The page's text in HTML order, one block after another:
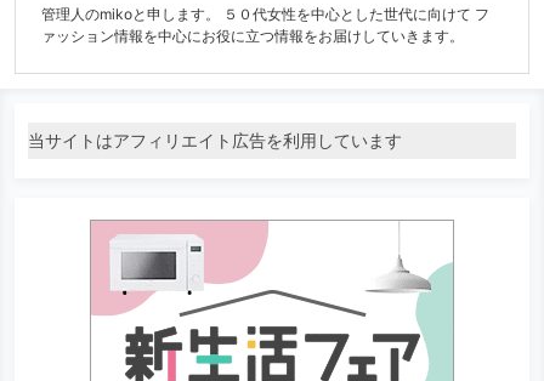
管理人のmikoと申します。 ５０代女性を中心とした世代に向けて フ
ァッション情報を中心にお役に立つ情報をお届けしていきます。
当サイトはアフィリエイト広告を利用しています